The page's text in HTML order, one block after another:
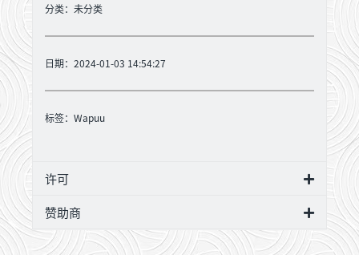
分类： 未分类
日期：2024-01-03 14:54:27
标签： Wapuu
许可
赞助商